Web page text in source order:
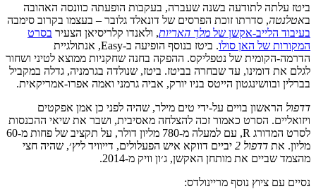
ביטז עלתה לתודעה בשנה שעברה, בעקבות הופעתה כוונסה האהובה
באטלנטה, סדרתו זוכת הפרסים של דונאלד גלובר – בעצמו בקרוב סימבה
בעיבוד הלייב-אקשן של מלך האריות, ולאנדו קלריסיאן הצעיר בסרט
המקורות של האן סולו
. ביטז בנוסף הופיעה ב-Easy, אנתולגיית
הדרמה-הקומית של נטפליקס. ההפקה בחנה שחקניות ממוצא לטיני ושחור
לגלם את דומינו, עד שבחרה בביטז. ביטז, שנולדה בגרמניה, גדלה במקביל
בברלין ובוושינגטון הייטס בניו יורק, אביה גרמני ואמה אפרו-אמריקאית.
דדפול הראשון בויים על-ידי טים מילר, שהיה לפני כן אמן אפקטים
ויזואליים. הסרט כאמור זכה להצלחה מאסיבית, ושבר את שיאי ההכנסות
לסרט המדורג R, עם למעלה מ-780 מליון דולר, על תקציב של פחות מ-60
מליון. את דדפול 2
יביים דווקא איש הפעלולים, דייוויד ליץ׳, שהיה חצי
מהצמד שביים את מותחן האקשן, ג׳ון וויק מ-2014.
נסיים עם ציוץ נוסף מריינולדס: